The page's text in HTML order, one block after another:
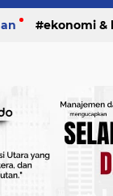
ekonomi &